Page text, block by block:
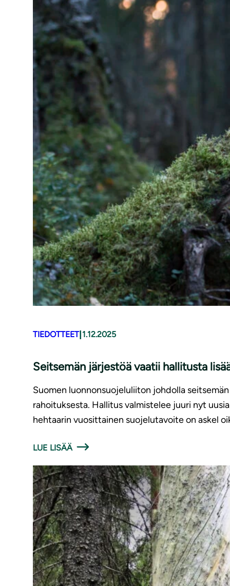
TIEDOTTEET| 1.12.2025
Seitsemän järjestöä vaatii hallitusta
Suomen luonnonsuojeluliiton johdolla
rahoituksesta. Hallitus valmistelee juuri nyt
hehtaarin vuosittainen suojelutavoite on askel
LUE LISÄÄ